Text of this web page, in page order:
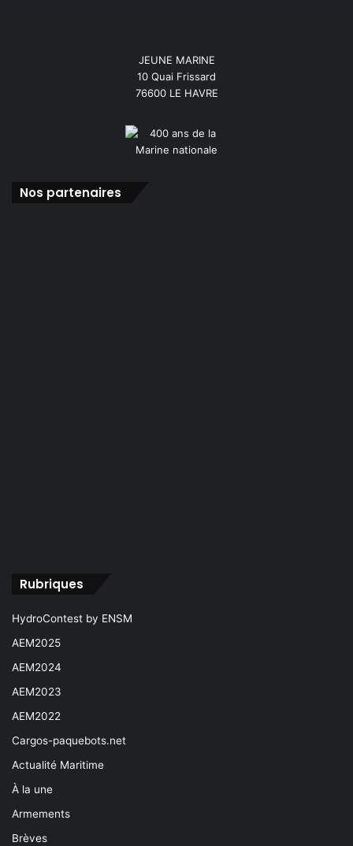
JEUNE MARINE
10 Quai Frissard
76600 LE HAVRE
Nos partenaires
Rubriques
HydroContest by ENSM
AEM2025
AEM2024
AEM2023
AEM2022
Cargos-paquebots.net
Actualité Maritime
À la une
Armements
Brèves